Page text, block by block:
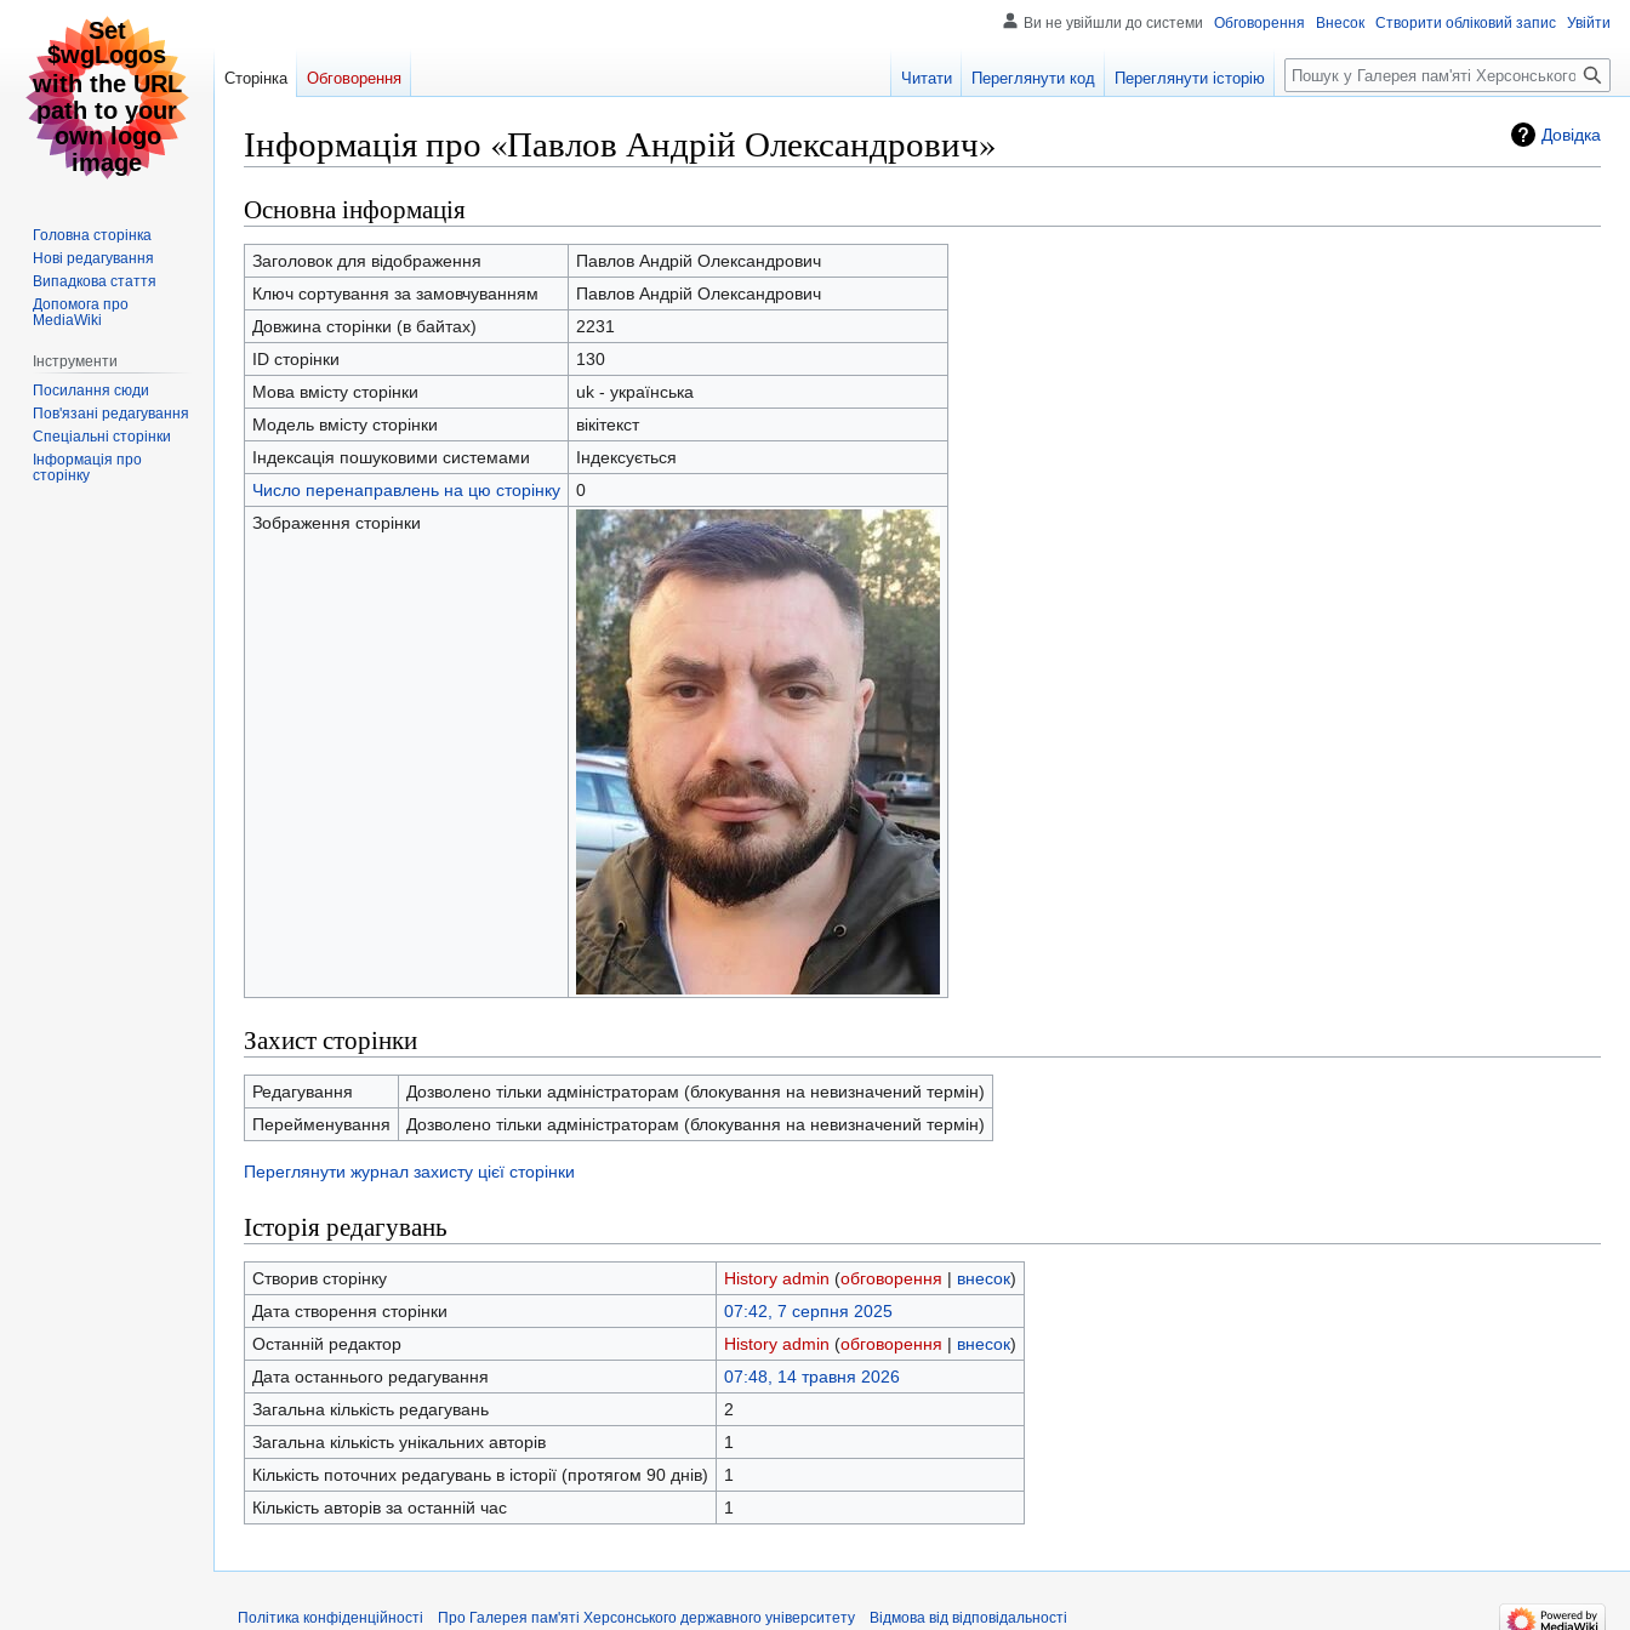
Довідка
Інформація про «Павлов Андрій Олександрович»
Перейти
до
навігації
Перейти
до
пошуку
Основна інформація
Заголовок для відображення
Павлов Андрій Олександрович
Ключ сортування за замовчуванням
Павлов Андрій Олександрович
Довжина сторінки (в байтах)
2231
ID сторінки
130
Мова вмісту сторінки
uk - українська
Модель вмісту сторінки
вікітекст
Індексація пошуковими системами
Індексується
Число перенаправлень на цю сторінку
0
Зображення сторінки
Захист сторінки
Редагування
Дозволено тільки адміністраторам (блокування на невизначений термін)
Перейменування
Дозволено тільки адміністраторам (блокування на невизначений термін)
Переглянути журнал захисту цієї сторінки
Історія редагувань
Створив сторінку History admin (обговорення | внесок)
Дата створення сторінки
07:42, 7 серпня 2025
Останній редактор
History admin (обговорення | внесок)
Дата останнього редагування
07:48, 14 травня 2026
Загальна кількість редагувань
2
Загальна кількість унікальних авторів
1
Кількість поточних редагувань в історії (протягом 90 днів)
1
Кількість авторів за останній час
1
Ви не увійшли до системи Обговорення Внесок Створити обліковий запис Увійти
Сторінка Обговорення Читати Переглянути код Переглянути історію Пошук
Головна сторінка
Нові редагування
Випадкова стаття
Допомога про
MediaWiki
Інструменти
Посилання сюди
Пов'язані редагування
Спеціальні сторінки
Інформація про
сторінку
Політика конфіденційності Про Галерея пам'яті Херсонського державного університету Відмова від відповідальності